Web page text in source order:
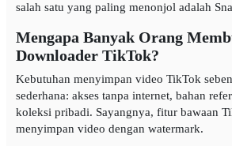
salah satu yang paling menonjol adalah
Mengapa Banyak Orang
Downloader TikTok?
Kebutuhan menyimpan video TikTok
sederhana: akses tanpa internet, bahan
koleksi pribadi. Sayangnya, fitur bawaan
menyimpan video dengan watermark.